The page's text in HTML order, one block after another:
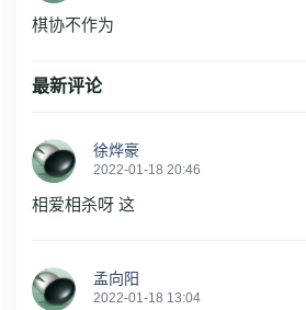
棋协不作为
最新评论
徐烨豪
2022-01-18 20:46
相爱相杀呀 这
孟向阳
2022-01-18 13:04